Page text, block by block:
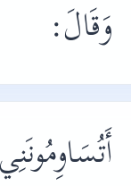
وَقَالَ: